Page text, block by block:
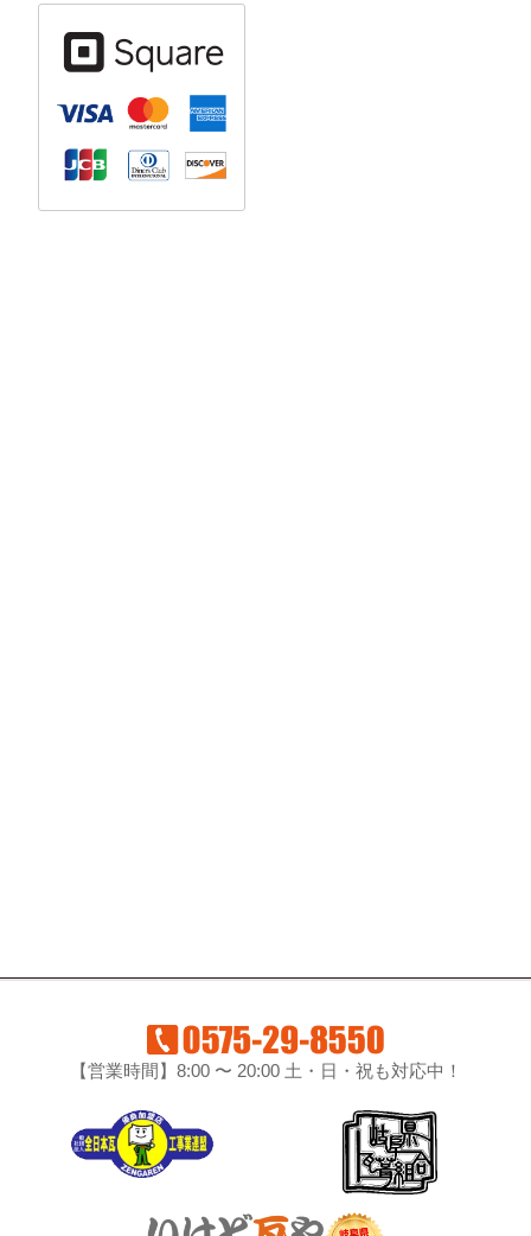
【営業時間】8:00 〜 20:00 土・日・祝も対応中！